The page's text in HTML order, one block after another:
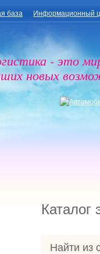
база Информационный
- это
новых
Каталог
Найти из